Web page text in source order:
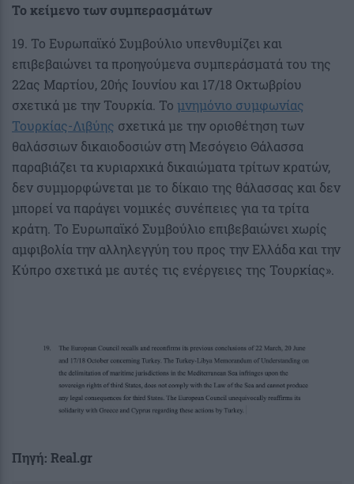
Το κείμενο των συμπερασμάτων
19. Το Ευρωπαϊκό Συμβούλιο υπενθυμίζει και
επιβεβαιώνει τα προηγούμενα συμπεράσματά του της
22ας Μαρτίου, 20ής Ιουνίου και 17/18 Οκτωβρίου
σχετικά με την Τουρκία. Το μνημόνιο συμφωνίας
Τουρκίας-Λιβύης σχετικά με την οριοθέτηση των
θαλάσσιων δικαιοδοσιών στη Μεσόγειο Θάλασσα
παραβιάζει τα κυριαρχικά δικαιώματα τρίτων κρατών,
δεν συμμορφώνεται με το δίκαιο της θάλασσας και δεν
μπορεί να παράγει νομικές συνέπειες για τα τρίτα
κράτη. Το Ευρωπαϊκό Συμβούλιο επιβεβαιώνει χωρίς
αμφιβολία την αλληλεγγύη του προς την Ελλάδα και την
Κύπρο σχετικά με αυτές τις ενέργειες της Τουρκίας».
Πηγή: Real.gr